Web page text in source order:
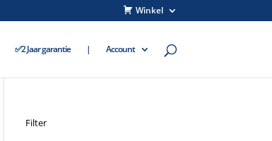
Winkel
✅2 Jaar garantie | Account
Filter